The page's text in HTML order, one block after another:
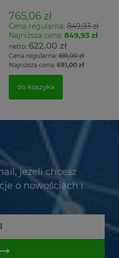
765,06 zł
Cena regularna:849,93 zł
Najniższa cena: 849,93 zł
622,00 zł
Cena regularna:691,00 zł
Najniższa cena: 691,00 zł
do koszyka
jeżeli chcesz
o nowościach i